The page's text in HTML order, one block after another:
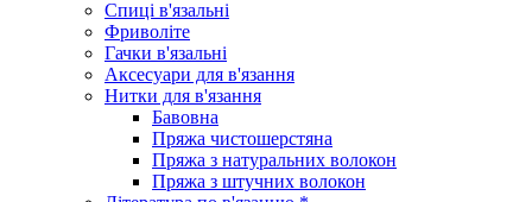
Спиці в'язальні
Фриволіте
Гачки в'язальні
Аксесуари для в'язання
Нитки для в'язання
Бавовна
Пряжа чистошерстяна
Пряжа з натуральних волокон
Пряжа з штучних волокон